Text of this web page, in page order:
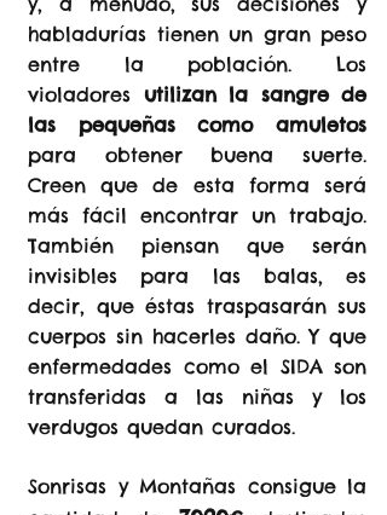
habladurías tienen un gran peso
entre la población. Los
violadores utilizan la sangre de
las pequeñas como amuletos
para obtener buena suerte.
Creen que de esta forma será
más fácil encontrar un trabajo.
También piensan que serán
invisibles para las balas, es
decir, que éstas traspasarán sus
cuerpos sin hacerles daño. Y que
enfermedades como el SIDA son
transferidas a las niñas y los
verdugos quedan curados.
Sonrisas y Montañas consigue la